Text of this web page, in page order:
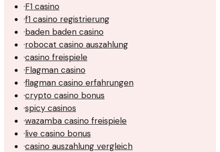
·F1 casino
·f1 casino registrierung
·baden baden casino
·robocat casino auszahlung
·casino freispiele
·Flagman casino
·flagman casino erfahrungen
·crypto casino bonus
·spicy casinos
·wazamba casino freispiele
·live casino bonus
·casino auszahlung vergleich